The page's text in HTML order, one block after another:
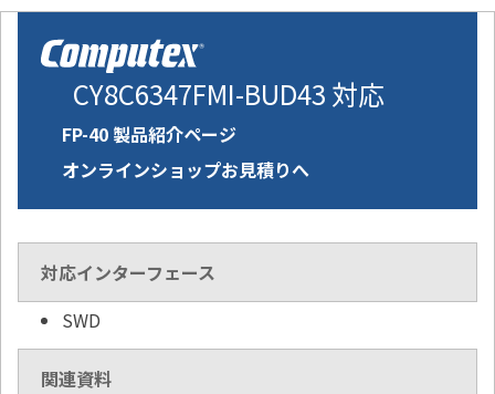
CY8C6347FMI-BUD43 対応
FP-40 製品紹介ページ
オンラインショップお見積りへ
対応インターフェース
SWD
関連資料